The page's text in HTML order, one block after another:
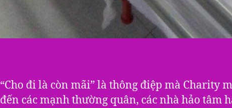
“Cho đi là còn mãi” là thông điệp mà Charity
đến các mạnh thường quân, các nhà hảo tâm